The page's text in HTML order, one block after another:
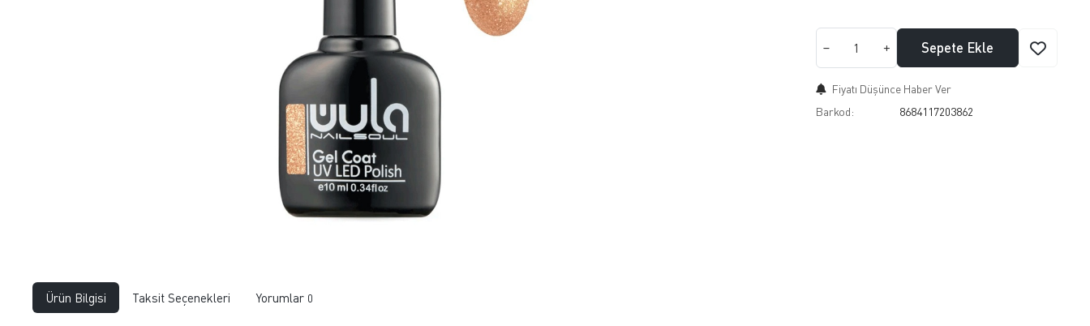
Sepete Ekle
Fiyatı Düşünce Haber Ver
Barkod:
8684117203862
Ürün Bilgisi Taksit Seçenekleri Yorumlar 0